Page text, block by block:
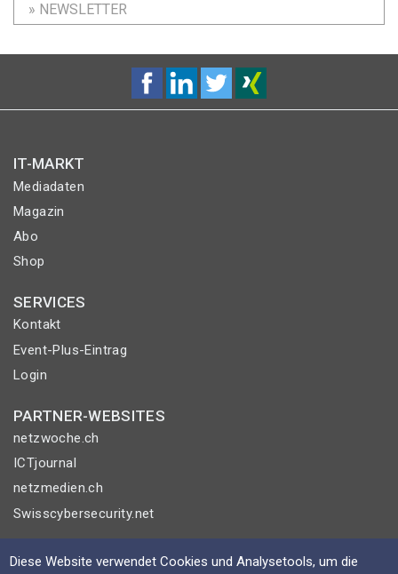
» NEWSLETTER
IT-MARKT
Mediadaten
Magazin
Abo
Shop
SERVICES
Kontakt
Event-Plus-Eintrag
Login
PARTNER-WEBSITES
netzwoche.ch
ICTjournal
netzmedien.ch
Swisscybersecurity.net
© NETZMEDIEN AG 2026
Diese Website verwendet Cookies und Analysetools, um die